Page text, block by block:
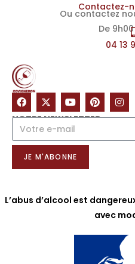
NOTRE NEWSLETTER
JE M'ABONNE
Contactez-
Ou contactez
De
04 13
L’abus d’alcool est
avec